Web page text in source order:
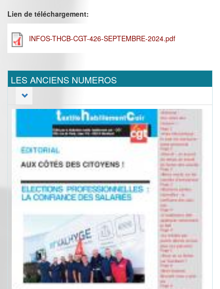
Lien de téléchargement:
INFOS-THCB-CGT-426-SEPTEMBRE-2024.pdf
LES ANCIENS NUMEROS